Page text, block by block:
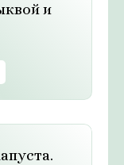
и